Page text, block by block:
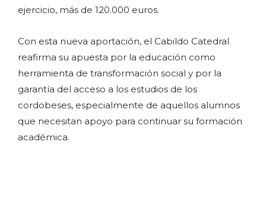
ejercicio, más de 120.000 euros.
Con esta nueva aportación, el Cabildo Catedral
reafirma su apuesta por la educación como
herramienta de transformación social y por la
garantía del acceso a los estudios de los
cordobeses, especialmente de aquellos alumnos
que necesitan apoyo para continuar su formación
académica.